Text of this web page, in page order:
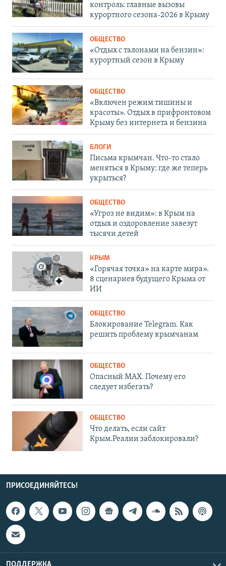
контроль: главные вызовы
курортного сезона-2026 в Крыму
ОБЩЕСТВО
«Отдых с талонами на бензин»:
курортный сезон в Крыму
ОБЩЕСТВО
«Включен режим тишины и
красоты». Отдых в прифронтовом
Крыму без интернета и бензина
БЛОГИ
Письма крымчан. Что-то стало
меняться в Крыму: где же теперь
укрыться?
ОБЩЕСТВО
«Угроз не видим»: в Крым на
отдых и оздоровление завезут
тысячи детей
КРЫМ
«Горячая точка» на карте мира».
8 сценариев будущего Крыма от
ИИ
ОБЩЕСТВО
Блокирование Telegram. Как
решить проблему крымчанам
ОБЩЕСТВО
Опасный MAX. Почему его
следует избегать?
ОБЩЕСТВО
Что делать, если сайт
Крым.Реалии заблокировали?
ПРИСОЕДИНЯЙТЕСЬ!
ПОДДЕРЖКА